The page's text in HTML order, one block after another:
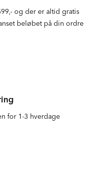
og der er altid gratis
beløbet på din ordre
for 1-3 hverdage